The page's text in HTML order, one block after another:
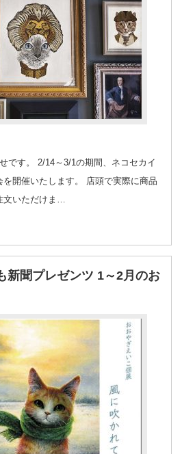
です。 2/14～3/1の期間、ネコセカイ
を開催いたします。 店頭で実際に商品
文いただけま…
新聞プレゼンツ 1～2月のお